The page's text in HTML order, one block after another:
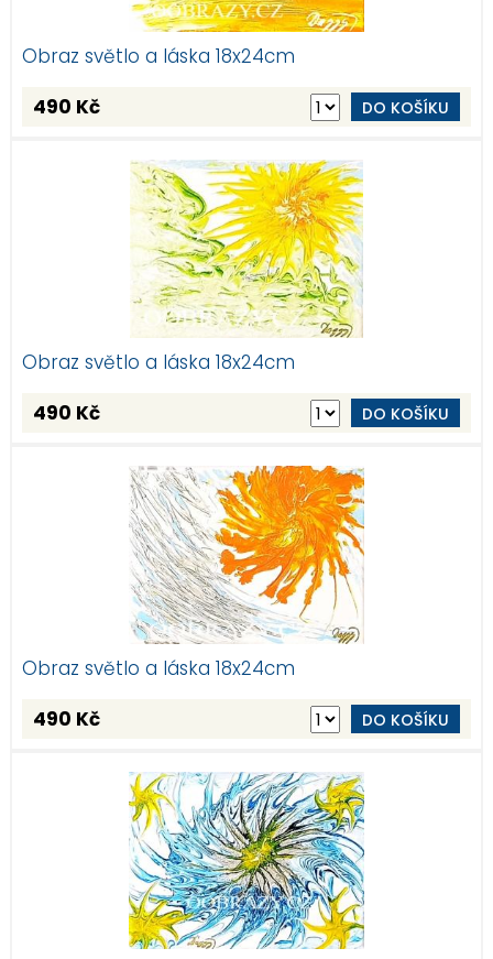
Obraz světlo a láska 18x24cm
490 Kč
DO KOŠÍKU
Obraz světlo a láska 18x24cm
490 Kč
DO KOŠÍKU
Obraz světlo a láska 18x24cm
490 Kč
DO KOŠÍKU